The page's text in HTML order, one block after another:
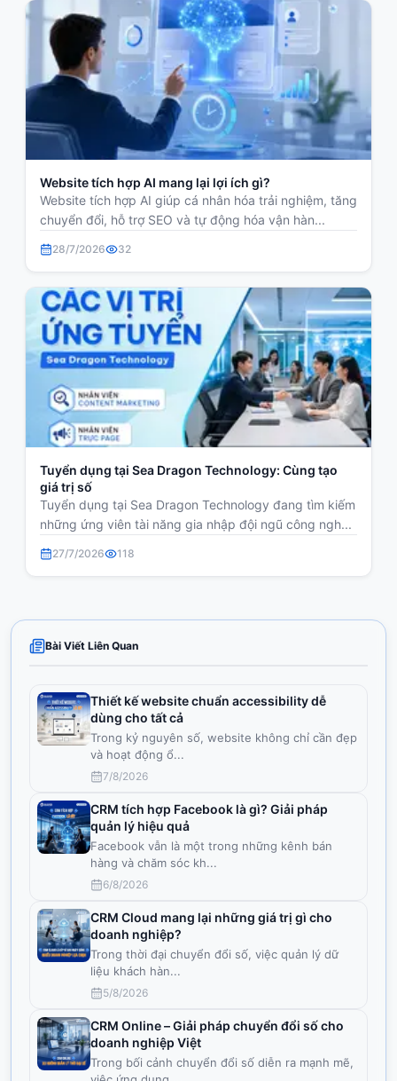
Bài Viết Liên Quan
Thiết kế website chuẩn accessibility dễ
dùng cho tất cả
Trong kỷ nguyên số, website không chỉ cần đẹp
và hoạt động ổ...
7/8/2026
CRM tích hợp Facebook là gì? Giải pháp
quản lý hiệu quả
Facebook vẫn là một trong những kênh bán
hàng và chăm sóc kh...
6/8/2026
CRM Cloud mang lại những giá trị gì cho
doanh nghiệp?
Trong thời đại chuyển đổi số, việc quản lý dữ
liệu khách hàn...
5/8/2026
CRM Online – Giải pháp chuyển đổi số cho
doanh nghiệp Việt
Trong bối cảnh chuyển đổi số diễn ra mạnh mẽ,
Website tích hợp AI mang lại lợi ích gì?
Website tích hợp AI giúp cá nhân hóa trải nghiệm, tăng
chuyển đổi, hỗ trợ SEO và tự động hóa vận hàn...
28/7/2026 32
Tuyển dụng tại Sea Dragon Technology: Cùng tạo
giá trị số
Tuyển dụng tại Sea Dragon Technology đang tìm kiếm
những ứng viên tài năng gia nhập đội ngũ công ngh...
27/7/2026 118